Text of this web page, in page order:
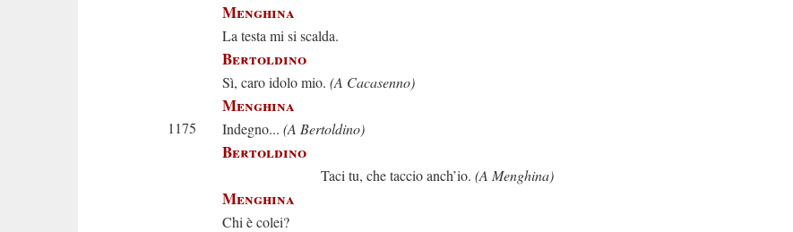
Menghina
La testa mi si scalda.
Bertoldino
Sì, caro idolo mio. (A Cacasenno)
Menghina
1175 Indegno... (A Bertoldino)
Bertoldino
Taci tu, che taccio anch’io. (A Menghina)
Menghina
Chi è colei?